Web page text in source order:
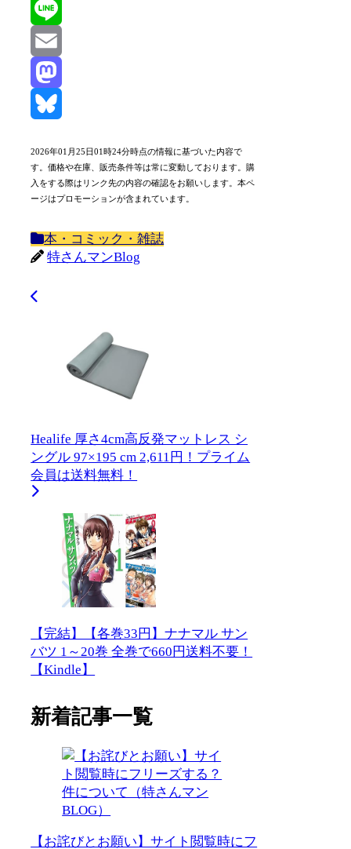
X
Line
Email
Mastodon
2026年01月25日01時24分時点の情報に基づいた内容で
す。価格や在庫、販売条件等は常に変動しております。購
入をする際はリンク先の内容の確認をお願いします。本ペ
ージはプロモーションが含まれています。
本・コミック・雑誌
特さんマンBlog
Healife 厚さ4cm高反発マットレス シ
ングル 97×195 cm 2,611円！プライム
会員は送料無料！
【完結】【各巻33円】ナナマル サン
バツ 1～20巻 全巻で660円送料不要！
【Kindle】
新着記事一覧
【お詫びとお願い】サイト閲覧時にフ